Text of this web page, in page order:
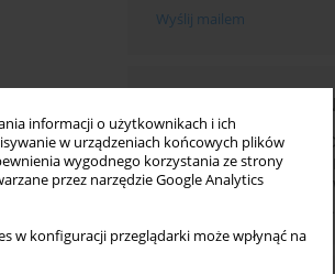
informacji o użytkownikach i ich
w urządzeniach końcowych plików
wygodnego korzystania ze strony
przez narzędzie Google Analytics
w konfiguracji przeglądarki może wpłynąć na
Wyślij mailem
ARTYKUŁ
WERYFIKACJA OCENY
ŚRODOWISKO KOPALNI
WYDMOWEGO „WILCZA
WOJEWÓDZTWIE